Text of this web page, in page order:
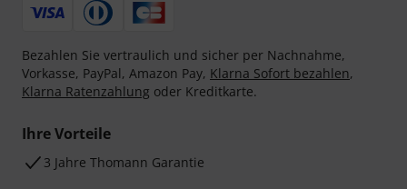
Bezahlen Sie vertraulich und sicher per Nachnahme,
Vorkasse, PayPal, Amazon Pay, Klarna Sofort bezahlen,
Klarna Ratenzahlung oder Kreditkarte.
Ihre Vorteile
3 Jahre Thomann Garantie